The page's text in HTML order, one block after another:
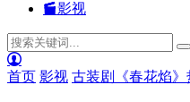
影视
首页 影视 古装剧《春花焰